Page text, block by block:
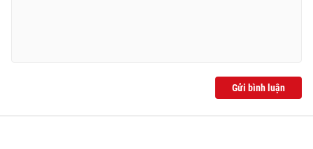
Gửi bình luận